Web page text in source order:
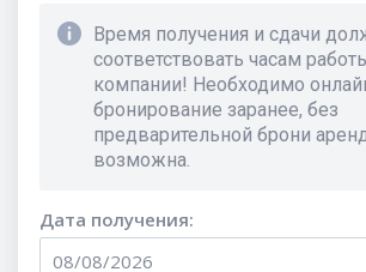
Время получения и сдачи
соответствовать часам
компании! Необходимо
бронирование заранее, без
предварительной брони
возможна.
Дата получения: